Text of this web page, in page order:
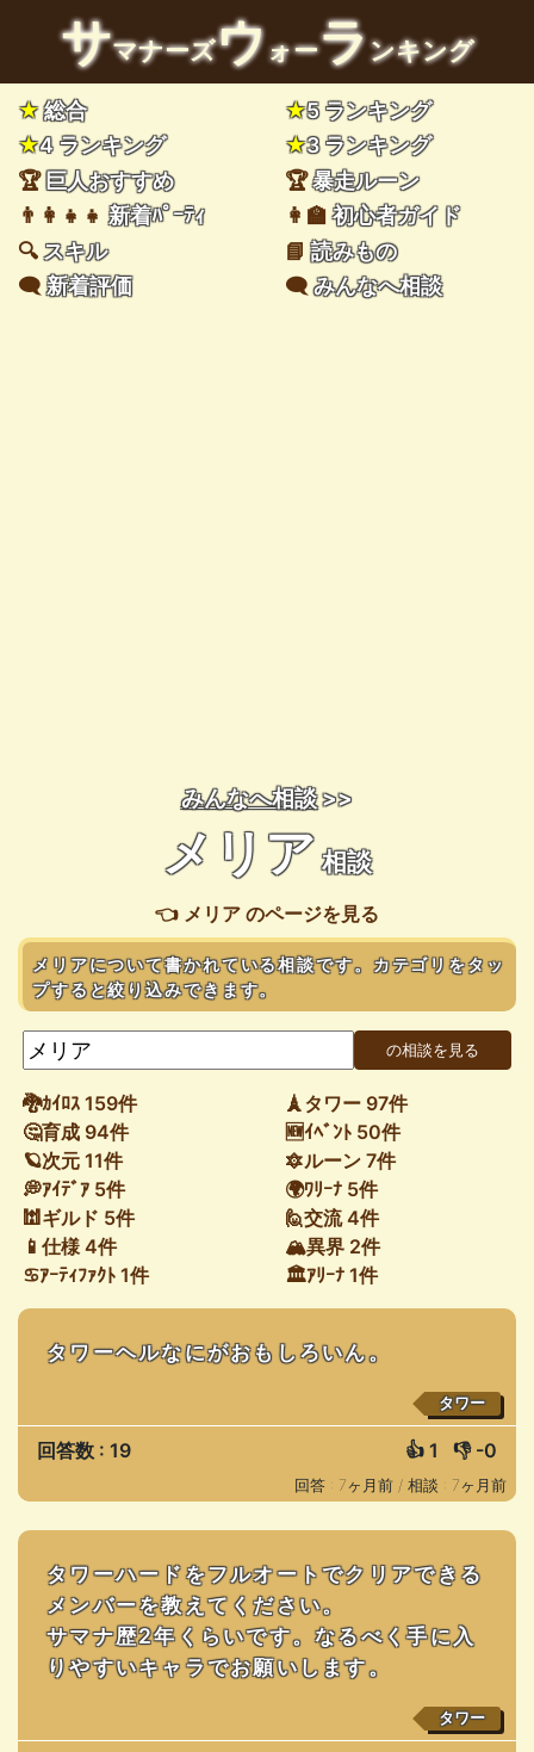
サマナーズウォーランキング
★総合 ★5 ランキング
★4 ランキング ★3 ランキング
🏆巨人おすすめ 🏆暴走ルーン
👨‍👩‍👧‍👧新着ﾊﾟｰﾃｨ 👩‍🏫初心者ガイド
🔍スキル 📘読みもの
🗨️新着評価 🗨️みんなへ相談
みんなへ相談>>
メリア 相談
👈 メリア のページを見る
メリアについて書かれている相談です。カテゴリをタッ
プすると絞り込みできます。
🐉ｶｲﾛｽ 159件
🗼タワー 97件
🤔育成 94件
🆕ｲﾍﾞﾝﾄ 50件
🪐次元 11件
🔯ルーン 7件
💭ｱｲﾃﾞｱ 5件
🌍ﾜﾘｰﾅ 5件
🕍ギルド 5件
🙋交流 4件
📱仕様 4件
🏔異界 2件
♋ｱｰﾃｨﾌｧｸﾄ 1件
🏛ｱﾘｰﾅ 1件
タワーヘルなにがおもしろいん。
タワー
回答数 : 19 👍 1 👎 -0
回答 : 7ヶ月前 / 相談 : 7ヶ月前
タワーハードをフルオートでクリアできる
メンバーを教えてください。
サマナ歴2年くらいです。なるべく手に入
りやすいキャラでお願いします。
タワー